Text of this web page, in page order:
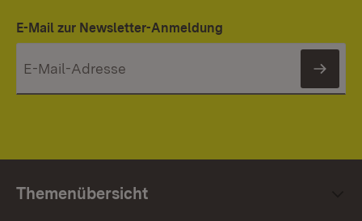
E-Mail zur Newsletter-Anmeldung
Themenübersicht